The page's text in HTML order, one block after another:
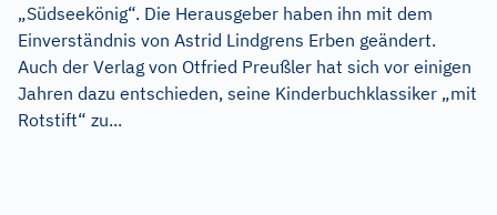
„Südseekönig“. Die Herausgeber haben ihn mit dem
Einverständnis von Astrid Lindgrens Erben geändert.
Auch der Verlag von Otfried Preußler hat sich vor einigen
Jahren dazu entschieden, seine Kinderbuchklassiker „mit
Rotstift“ zu...